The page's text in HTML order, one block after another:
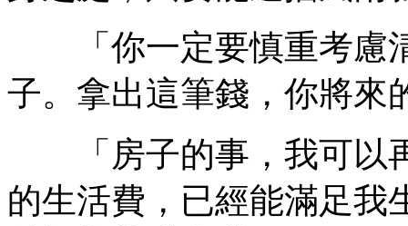
「你一定要慎重考慮
子。拿出這筆錢，你將來
「房子的事，我可以
的生活費，已經能滿足我